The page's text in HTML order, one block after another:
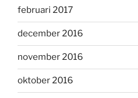
februari 2017
december 2016
november 2016
oktober 2016